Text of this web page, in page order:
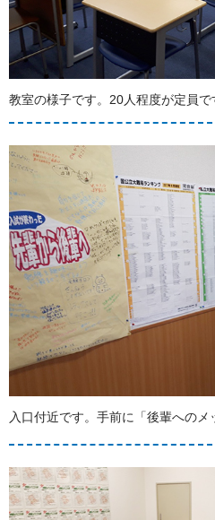
教室の様子です。20人程度が定員で
入口付近です。手前に「後輩へのメ